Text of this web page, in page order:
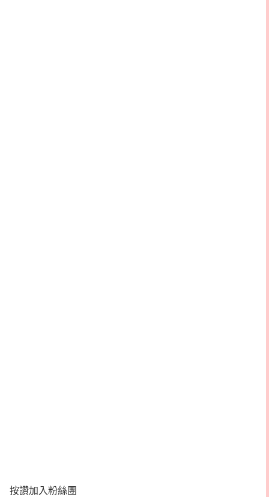
按讚加入粉絲團